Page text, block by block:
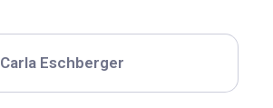
Carla Eschberger